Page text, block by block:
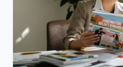
qu’il
savoir